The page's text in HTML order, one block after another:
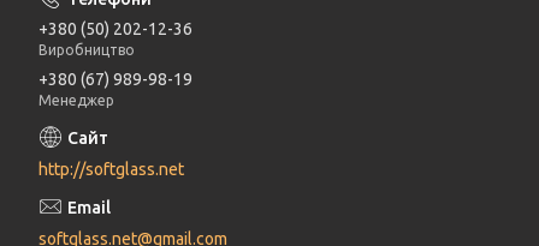
+380 (50) 202-12-36
Виробництво
+380 (67) 989-98-19
Менеджер
http://softglass.net
softglass.net@gmail.com